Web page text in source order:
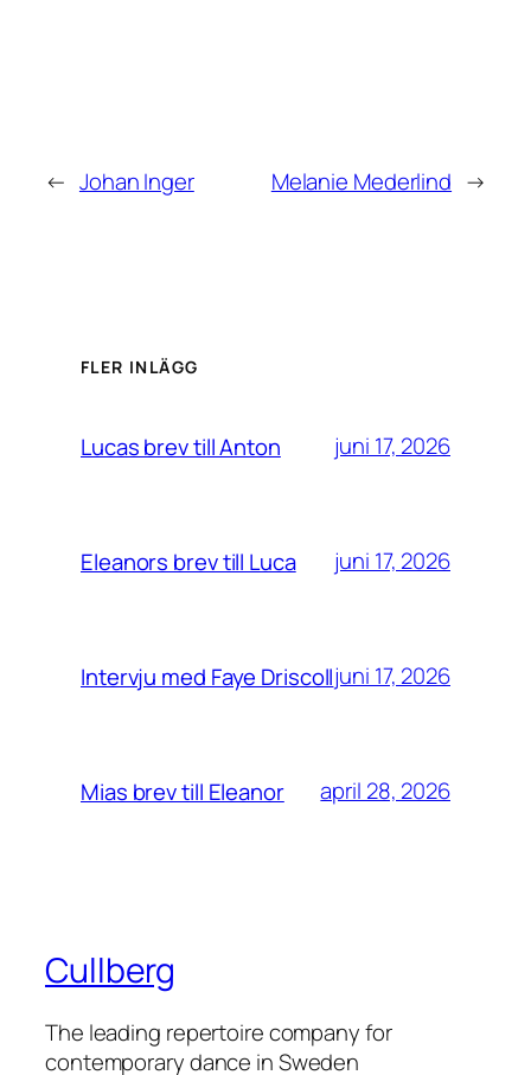
← Johan Inger Melanie Mederlind →
FLER INLÄGG
Lucas brev till Anton juni 17, 2026
Eleanors brev till Luca juni 17, 2026
Intervju med Faye Driscolljuni 17, 2026
Mias brev till Eleanor april 28, 2026
Cullberg
The leading repertoire company for
contemporary dance in Sweden